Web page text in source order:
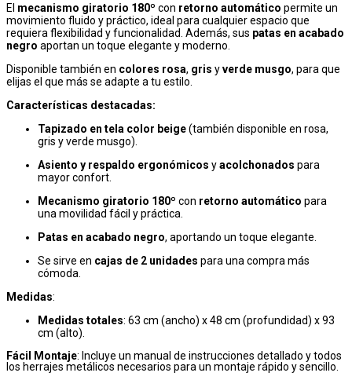
El mecanismo giratorio 180º con retorno automático permite un
movimiento fluido y práctico, ideal para cualquier espacio que
requiera flexibilidad y funcionalidad. Además, sus patas en acabado
negro aportan un toque elegante y moderno.
Disponible también en colores rosa, gris yverde musgo, para que
elijas el que más se adapte a tu estilo.
Características destacadas:
Tapizado en tela color beige(también disponible en rosa,
gris y verde musgo).
Asiento y respaldo ergonómicos yacolchonados para
mayor confort.
Mecanismo giratorio 180º con retorno automático para
una movilidad fácil y práctica.
Patas en acabado negro, aportando un toque elegante.
Se sirve en cajas de 2 unidades para una compra más
cómoda.
Medidas:
Medidas totales: 63 cm (ancho) x 48 cm (profundidad) x 93
cm (alto).
Fácil Montaje: Incluye un manual de instrucciones detallado y todos
los herrajes metálicos necesarios para un montaje rápido y sencillo.